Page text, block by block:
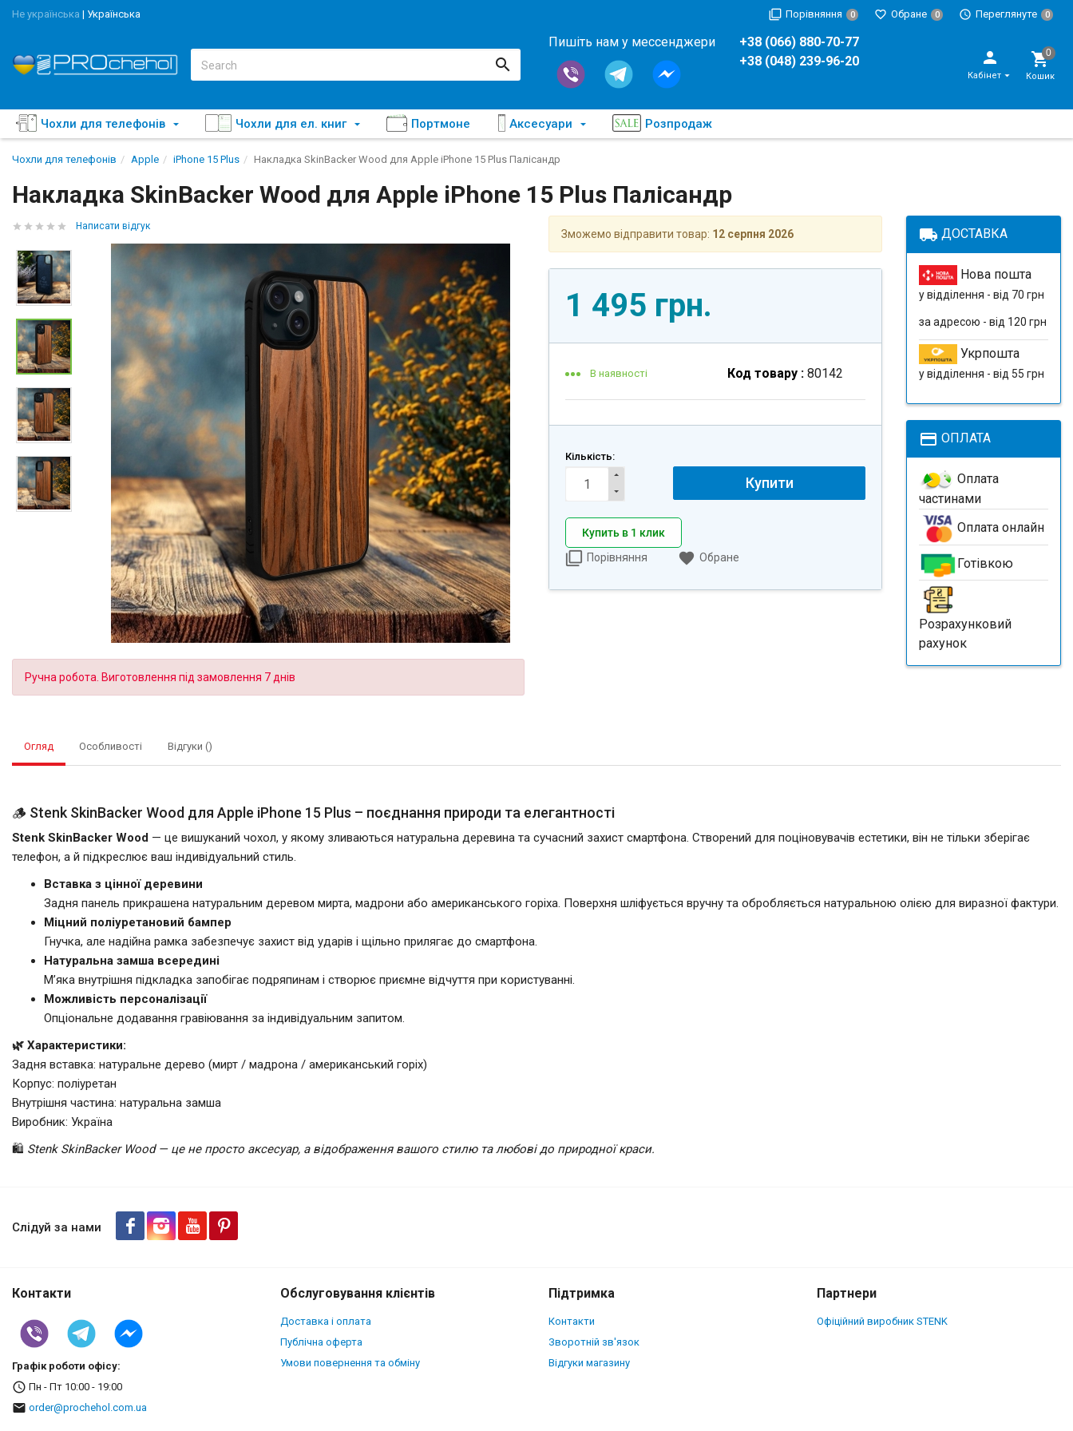
Не українська | Українська Порівняння 0 Обране 0 Переглянуте 0
Пишіть нам у мессенджери
+38 (066) 880-70-77
+38 (048) 239-96-20
Кабінет Кошик
Чохли для телефонів Чохли для ел. книг Портмоне Аксесуари Розпродаж
Чохли для телефонів Apple iPhone 15 Plus Накладка SkinBacker Wood для Apple iPhone 15 Plus Палісандр
Накладка SkinBacker Wood для Apple iPhone 15 Plus Палісандр
Написати відгук
Ручна робота. Виготовлення під замовлення 7 днів
Зможемо відправити товар: 12 серпня 2026
1 495 грн.
В наявності Код товару : 80142
Кількість:
Купити
Купить в 1 клик
Порівняння
Обране
local_shipping ДОСТАВКА
Нова пошта
у відділення - від 70 грн
за адресою - від 120 грн
Укрпошта
у відділення - від 55 грн
payment ОПЛАТА
Оплата
частинами
Оплата онлайн
Готівкою
Розрахунковий
рахунок
Огляд Особливості Відгуки ()
🪵 Stenk SkinBacker Wood для Apple iPhone 15 Plus – поєднання природи та елегантності
Stenk SkinBacker Wood — це вишуканий чохол, у якому зливаються натуральна деревина та сучасний захист смартфона. Створений для поціновувачів естетики, він не тільки зберігає
телефон, а й підкреслює ваш індивідуальний стиль.
Вставка з цінної деревини
Задня панель прикрашена натуральним деревом мирта, мадрони або американського горіха. Поверхня шліфується вручну та обробляється натуральною олією для виразної фактури.
Міцний поліуретановий бампер
Гнучка, але надійна рамка забезпечує захист від ударів і щільно прилягає до смартфона.
Натуральна замша всередині
М’яка внутрішня підкладка запобігає подряпинам і створює приємне відчуття при користуванні.
Можливість персоналізації
Опціональне додавання гравіювання за індивідуальним запитом.
🌿 Характеристики:
Задня вставка: натуральне дерево (мирт / мадрона / американський горіх)
Корпус: поліуретан
Внутрішня частина: натуральна замша
Виробник: Україна
🛍️ Stenk SkinBacker Wood — це не просто аксесуар, а відображення вашого стилю та любові до природної краси.
Накладка SkinBacker Wood для Apple iPhone 15 Plus Палісандр
Слідуй за нами
Контакти
Графік роботи офісу:
Пн - Пт 10:00 - 19:00
order@prochehol.com.ua
Обслуговування клієнтів
Доставка і оплата
Публічна оферта
Умови повернення та обміну
Підтримка
Контакти
Зворотній зв'язок
Відгуки магазину
Партнери
Офіційний виробник STENK